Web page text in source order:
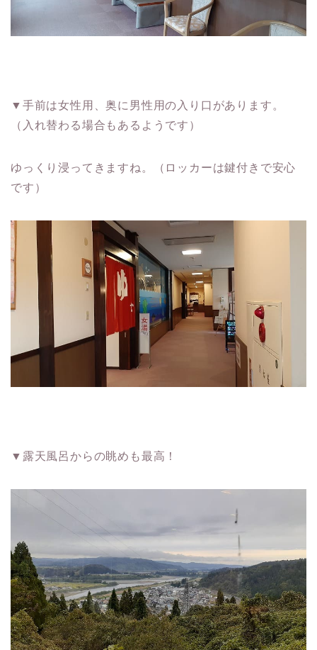
▼手前は女性用、奥に男性用の入り口があります。
（入れ替わる場合もあるようです）
ゆっくり浸ってきますね。（ロッカーは鍵付きで安心
です）
▼露天風呂からの眺めも最高！